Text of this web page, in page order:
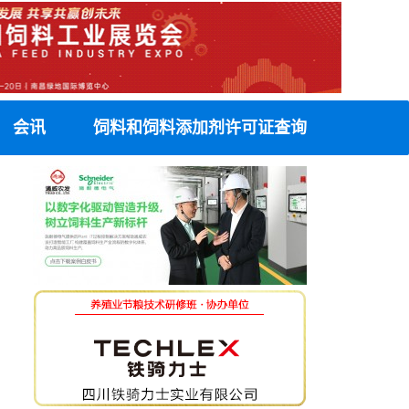
会讯 饲料和饲料添加剂许可证查询